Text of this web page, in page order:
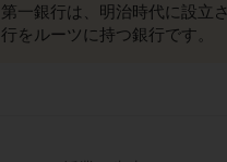
第一銀行は、明治時代に設立
行をルーツに持つ銀行です。